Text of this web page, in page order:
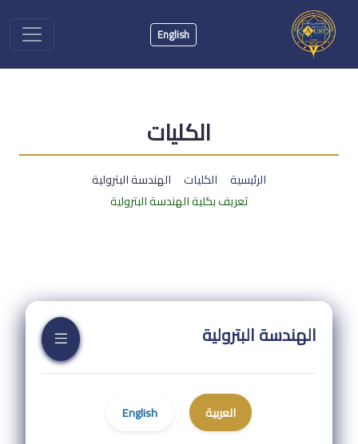
English
الكليات
الرئيسية الكليات
الهندسة البترولية
تعريف بكلية الهندسة البترولية
الهندسة البترولية
العربية English